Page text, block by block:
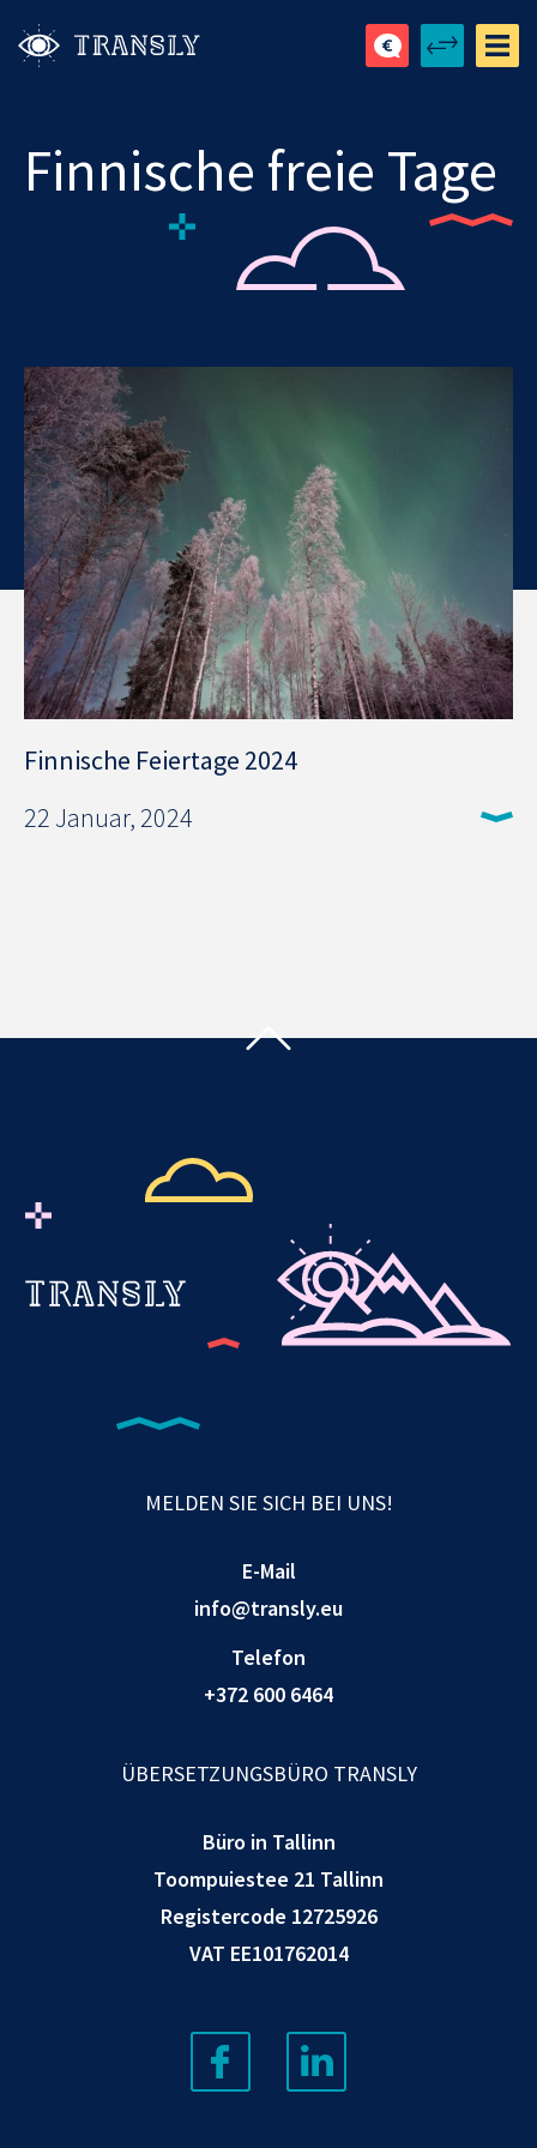
Finnische freie Tage
Finnische Feiertage 2024
22 Januar, 2024
MELDEN SIE SICH BEI UNS!
E-Mail
info@transly.eu
Telefon
+372 600 6464
ÜBERSETZUNGSBÜRO TRANSLY
Büro in Tallinn
Toompuiestee 21 Tallinn
Registercode 12725926
VAT EE101762014